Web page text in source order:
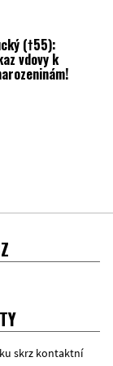
(†55):
vdovy k
skrz kontaktní